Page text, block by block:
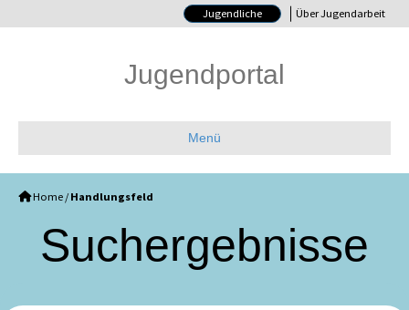
Jugendliche Über Jugendarbeit
Jugendportal
Menü
Home / Handlungsfeld
Such­ergebnisse